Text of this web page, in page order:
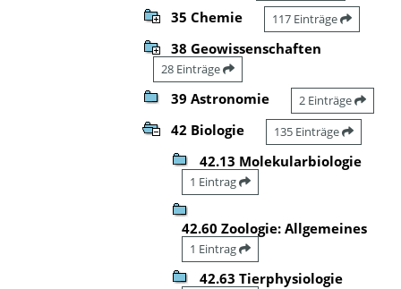
35 Chemie 117 Einträge
38 Geowissenschaften
28 Einträge
39 Astronomie 2 Einträge
42 Biologie 135 Einträge
42.13 Molekularbiologie
1 Eintrag
42.60 Zoologie: Allgemeines
1 Eintrag
42.63 Tierphysiologie